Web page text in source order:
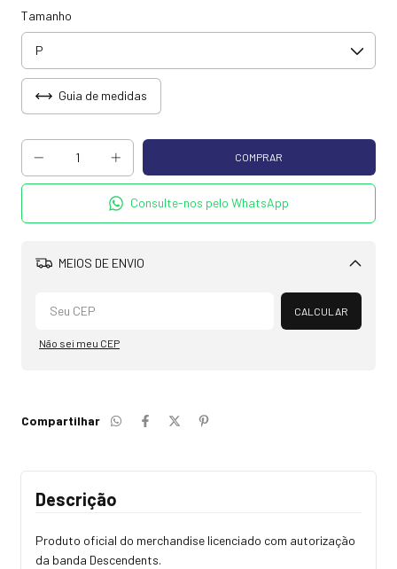
Tamanho
Guia de medidas
Consulte-nos pelo WhatsApp
MEIOS DE ENVIO
Alterar CEP
CALCULAR
Não sei meu CEP
Compartilhar
Descrição
Produto oficial do merchandise licenciado com autorização
da banda Descendents.